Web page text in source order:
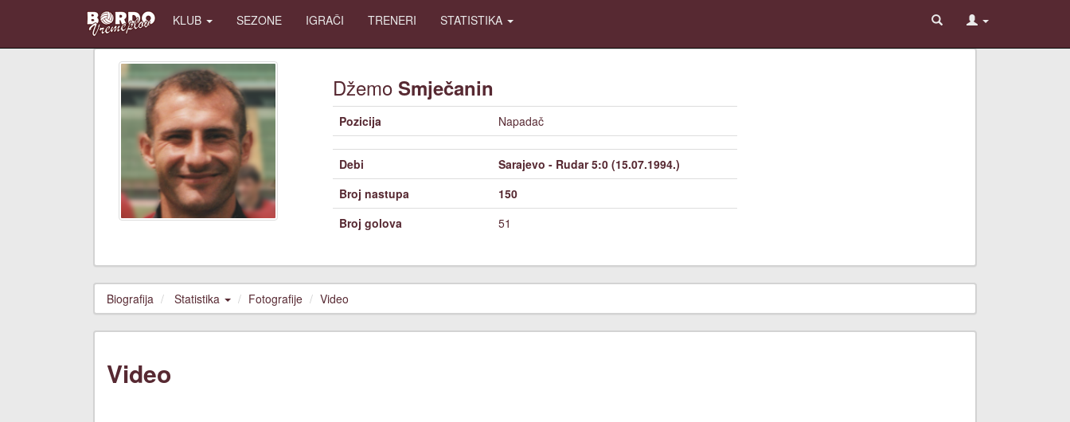
KLUB SEZONE IGRAČI TRENERI STATISTIKA
Džemo Smječanin
Pozicija Napadač
Debi
Sarajevo - Rudar 5:0 (15.07.1994.)
Broj nastupa
150
Broj golova
51
Biografija Statistika Fotografije Video
Video